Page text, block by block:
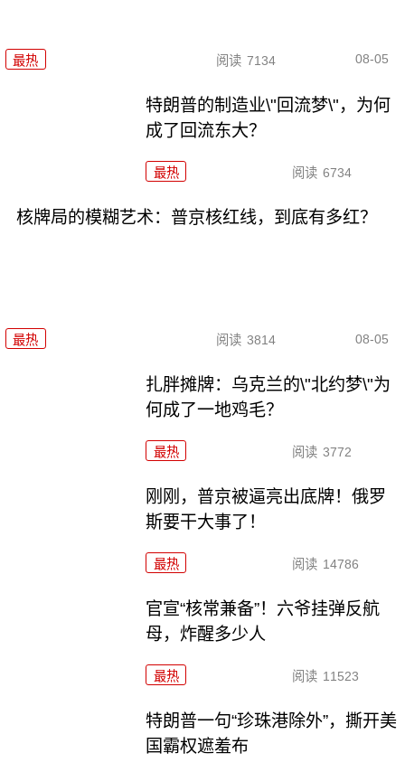
最热 阅读 7134 08-05
特朗普的制造业\"回流梦\"，为何
成了回流东大？
最热 阅读 6734
核牌局的模糊艺术：普京核红线，到底有多红？
最热 阅读 3814 08-05
扎胖摊牌：乌克兰的\"北约梦\"为
何成了一地鸡毛？
最热 阅读 3772
刚刚，普京被逼亮出底牌！俄罗
斯要干大事了！
最热 阅读 14786
官宣“核常兼备”！六爷挂弹反航
母，炸醒多少人
最热 阅读 11523
特朗普一句“珍珠港除外”，撕开美
国霸权遮羞布